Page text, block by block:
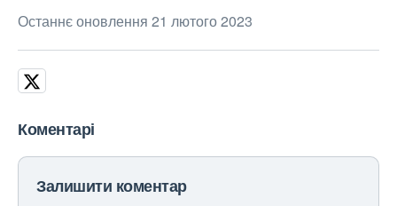
Останнє оновлення 21 лютого 2023
Коментарі
Залишити коментар